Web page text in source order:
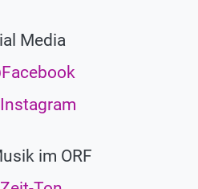
Media
im ORF